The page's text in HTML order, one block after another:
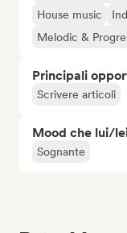
House music
Melodic &
Principali
Scrivere articoli
Mood che lui/
Sognante